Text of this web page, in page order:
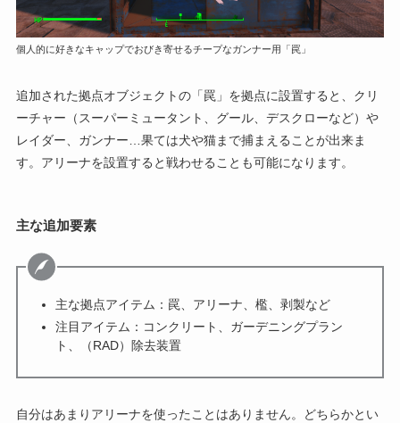
個人的に好きなキャップでおびき寄せるチープなガンナー用「罠」
追加された拠点オブジェクトの「罠」を拠点に設置すると、クリ
ーチャー（スーパーミュータント、グール、デスクローなど）や
レイダー、ガンナー…果ては犬や猫まで捕まえることが出来ま
す。アリーナを設置すると戦わせることも可能になります。
主な追加要素
主な拠点アイテム：罠、アリーナ、檻、剥製など
注目アイテム：コンクリート、ガーデニングプラン
ト、（RAD）除去装置
自分はあまりアリーナを使ったことはありません。どちらかとい